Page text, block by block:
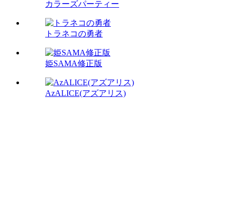
カラーズパーティー
トラネコの勇者
姫SAMA修正版
AzALICE(アズアリス)